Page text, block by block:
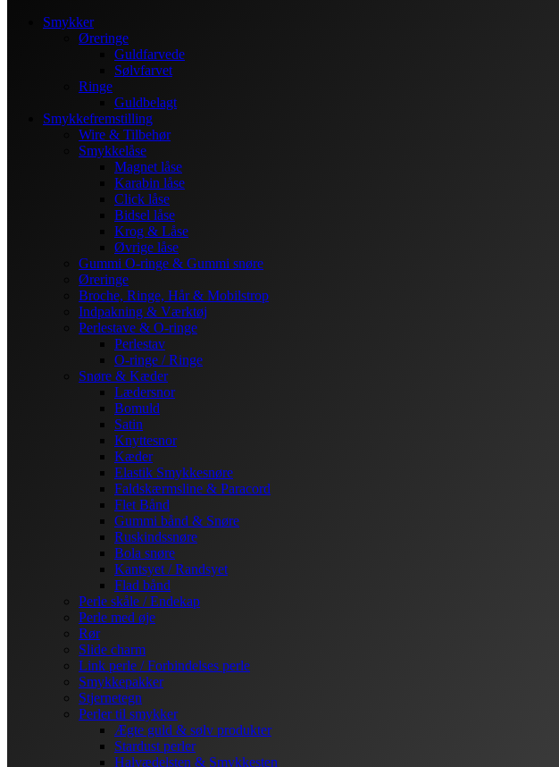
Smykker
Øreringe
Guldfarvede
Sølvfarvet
Ringe
Guldbelagt
Smykkefremstilling
Wire & Tilbehør
Smykkelåse
Magnet låse
Karabin låse
Click låse
Bidsel låse
Krog & Låse
Øvrige låse
Gummi O-ringe & Gummi snøre
Øreringe
Broche, Ringe, Hår & Mobilstrop
Indpakning & Værktøj
Perlestave & O-ringe
Perlestav
O-ringe / Ringe
Snøre & Kæder
Lædersnor
Bomuld
Satin
Knyttesnor
Kæder
Elastik Smykkesnøre
Faldskærmsline & Paracord
Flet Bånd
Gummi bånd & Snøre
Ruskindssnøre
Bola snøre
Kantsyet / Randsyet
Flad bånd
Perle skåle / Endekap
Perle med øje
Rør
Slide charm
Link perle / Forbindelses perle
Smykkepakker
Stjernetegn
Perler til smykker
Ægte guld & sølv produkter
Stardust perler
Halvædelsten & Smykkesten